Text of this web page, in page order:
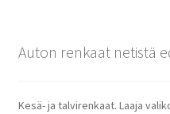
Auton renkaat netistä
Kesä- ja talvirenkaat. Laaja